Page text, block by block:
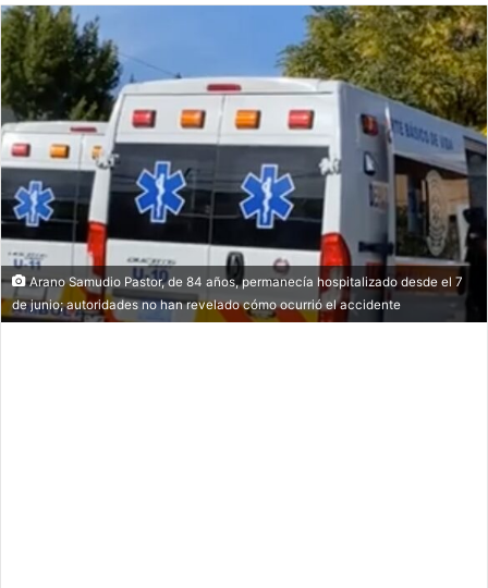
email
Arano Samudio Pastor, de 84 años, permanecía hospitalizado desde el 7
de junio; autoridades no han revelado cómo ocurrió el accidente